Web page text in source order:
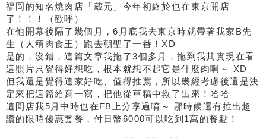
福岡的知名燒肉店「蔵元」今年初終於也在東京開店
了！！！（歡呼）
在他開幕後隔了幾個月，6月底我去東京時就帶著我家B先
生（人稱肉食王）跑去朝聖了一番！XD
是的，沒錯，這篇文章我拖了3個多月，拖到我其實現在看
這照片只覺得好想吃，根本就想不起它是什麼肉啊～ XD
但我還是覺得這家好吃、值得推薦，所以幾經考慮後還是決
定來把這篇給寫一寫，把他從草稿中救了出來！哈哈
這間店我5月中時也在FB上分享過唷～ 那時候還有推出超
讚的限時優惠套餐，付日幣6000可以吃到1萬的餐點！